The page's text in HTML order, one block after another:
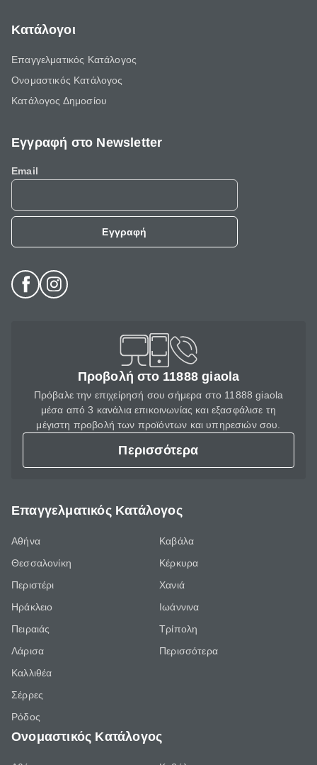
Κατάλογοι
Επαγγελματικός Κατάλογος
Ονομαστικός Κατάλογος
Κατάλογος Δημοσίου
Εγγραφή στο Newsletter
Email
Εγγραφή
Προβολή στο 11888 giaola
Πρόβαλε την επιχείρησή σου σήμερα στο 11888 giaola
μέσα από 3 κανάλια επικοινωνίας και εξασφάλισε τη
μέγιστη προβολή των προϊόντων και υπηρεσιών σου.
Περισσότερα
Επαγγελματικός Κατάλογος
Αθήνα
Θεσσαλονίκη
Περιστέρι
Ηράκλειο
Πειραιάς
Λάρισα
Καλλιθέα
Σέρρες
Ρόδος
Καβάλα
Κέρκυρα
Χανιά
Ιωάννινα
Τρίπολη
Περισσότερα
Ονομαστικός Κατάλογος